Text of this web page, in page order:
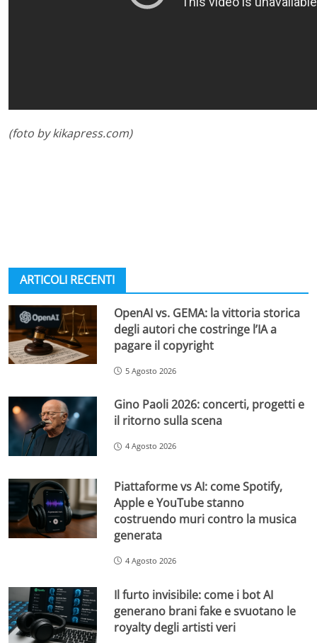
(foto by kikapress.com)
ARTICOLI RECENTI
OpenAI vs. GEMA: la vittoria storica
degli autori che costringe l’IA a
pagare il copyright
5 Agosto 2026
Gino Paoli 2026: concerti, progetti e
il ritorno sulla scena
4 Agosto 2026
Piattaforme vs AI: come Spotify,
Apple e YouTube stanno
costruendo muri contro la musica
generata
4 Agosto 2026
Il furto invisibile: come i bot AI
generano brani fake e svuotano le
royalty degli artisti veri